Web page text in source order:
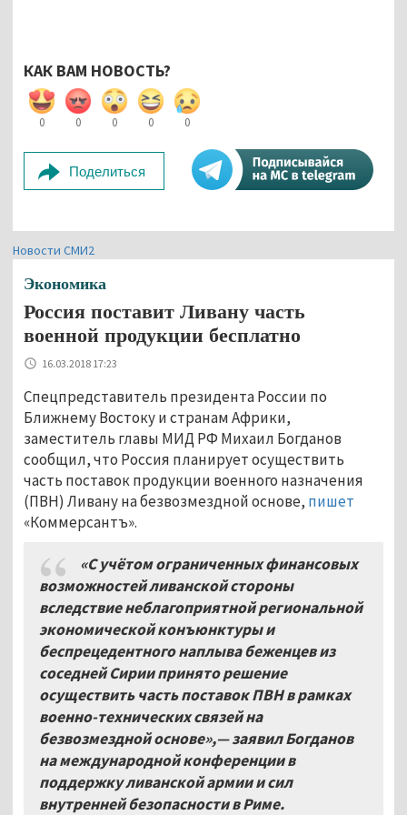
КАК ВАМ НОВОСТЬ?
0 0 0 0 0
Поделиться
Новости СМИ2
Экономика
Россия поставит Ливану часть
военной продукции бесплатно
16.03.2018 17:23
Спецпредставитель президента России по
Ближнему Востоку и странам Африки,
заместитель главы МИД РФ Михаил Богданов
сообщил, что Россия планирует осуществить
часть поставок продукции военного назначения
(ПВН) Ливану на безвозмездной основе, пишет
«Коммерсантъ».
«С учётом ограниченных финансовых
возможностей ливанской стороны
вследствие неблагоприятной региональной
экономической конъюнктуры и
беспрецедентного наплыва беженцев из
соседней Сирии принято решение
осуществить часть поставок ПВН в рамках
военно-технических связей на
безвозмездной основе»,— заявилБогданов
на международной конференции в
поддержку ливанской армии и сил
внутренней безопасности в Риме.